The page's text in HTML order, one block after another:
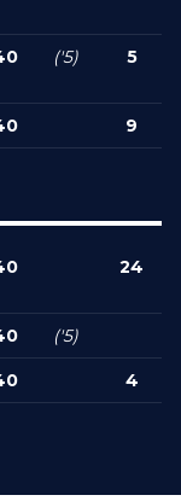
('5) 5
9
24
('5)
4